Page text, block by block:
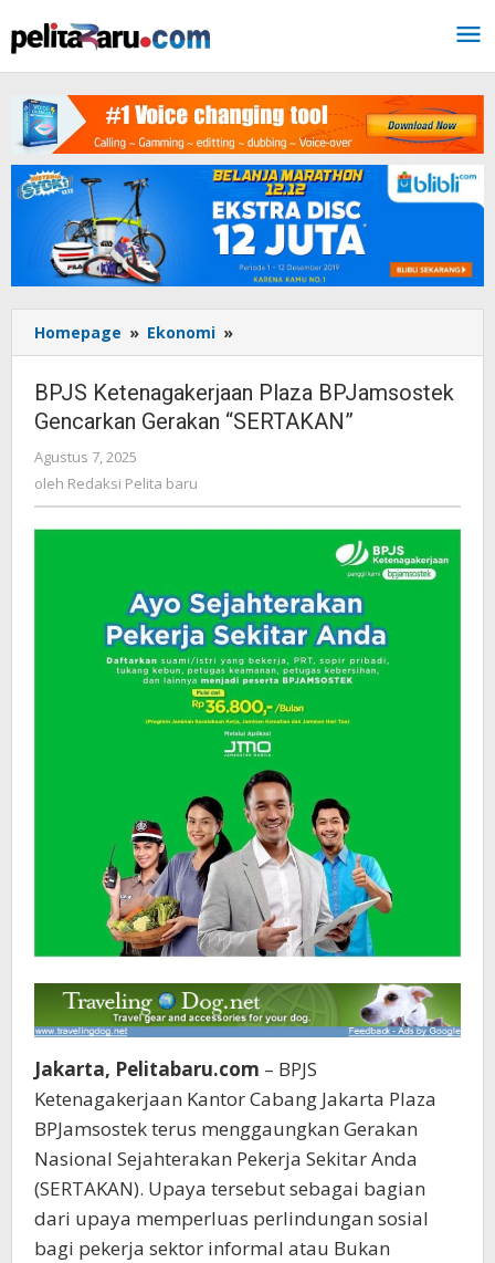
ke
konten
Homepage » Ekonomi »
Ketenagakerjaan
Plaza
BPJamsostek
Gencarkan
BPJS Ketenagakerjaan Plaza BPJamsostek
Gencarkan Gerakan “SERTAKAN”
Agustus 7, 2025
Redaksi
oleh Redaksi Pelita baru
Jakarta, Pelitabaru.com – BPJS
Ketenagakerjaan Kantor Cabang Jakarta Plaza
BPJamsostek terus menggaungkan Gerakan
Nasional Sejahterakan Pekerja Sekitar Anda
(SERTAKAN). Upaya tersebut sebagai bagian
dari upaya memperluas perlindungan sosial
bagi pekerja sektor informal atau Bukan